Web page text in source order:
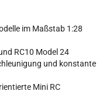
im Maßstab 1:28
RC10 Model 24
und konstante
Mini RC